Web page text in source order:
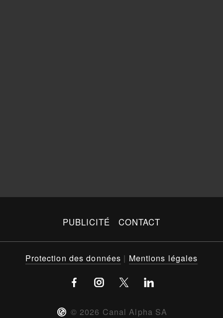
PUBLICITÉ CONTACT
© 2026 Canal Alpha SA
Protection des données | Mentions légales